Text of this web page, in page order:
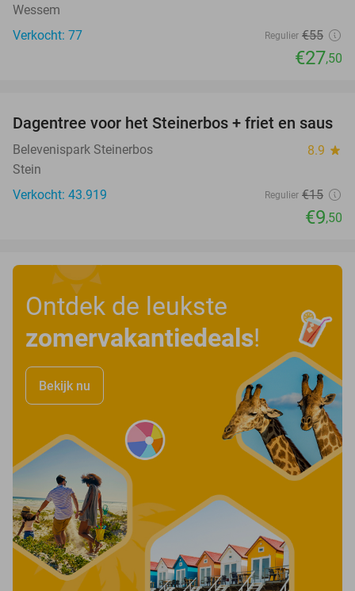
Wessem
Verkocht: 77
Regulier €55
€27,50
37%
Dagentree voor het Steinerbos + friet en saus
Belevenispark Steinerbos 8.9 star
Stein
Verkocht: 43.919
Regulier €15
€9,50
Ontdek de leukste
zomervakantiedeals!
Bekijk nu